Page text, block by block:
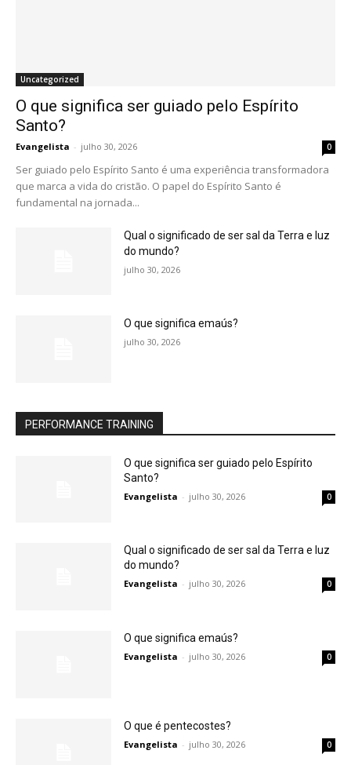
Uncategorized
O que significa ser guiado pelo Espírito
Santo?
Evangelista - julho 30, 2026 0
Ser guiado pelo Espírito Santo é uma experiência transformadora
que marca a vida do cristão. O papel do Espírito Santo é
fundamental na jornada...
Qual o significado de ser sal da Terra e luz
do mundo?
julho 30, 2026
O que significa emaús?
julho 30, 2026
PERFORMANCE TRAINING
O que significa ser guiado pelo Espírito
Santo?
Evangelista - julho 30, 2026 0
Qual o significado de ser sal da Terra e luz
do mundo?
Evangelista - julho 30, 2026 0
O que significa emaús?
Evangelista - julho 30, 2026 0
O que é pentecostes?
Evangelista - julho 30, 2026 0